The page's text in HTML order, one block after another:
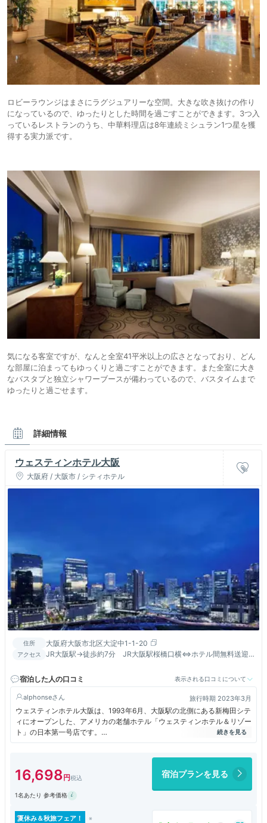
ロビーラウンジはまさにラグジュアリーな空間。大きな吹き抜けの作り
になっているので、ゆったりとした時間を過ごすことができます。3つ入
っているレストランのうち、中華料理店は8年連続ミシュラン1つ星を獲
得する実力派です。
気になる客室ですが、なんと全室41平米以上の広さとなっており、どん
な部屋に泊まってもゆっくりと過ごすことができます。また全室に大き
なバスタブと独立シャワーブースが備わっているので、バスタイムまで
ゆったりと過ごせます。
詳細情報
ウェスティンホテル大阪
大阪府 / 大阪市 / シティホテル
住所 大阪府大阪市北区大淀中1-1-20
アクセス
JR大阪駅→徒歩約7分 JR大阪駅桜橋口横⇔ホテル間無料送迎
宿泊した人の口コミ
表示される口コミについて
alphonse 旅行時期 2023年3月
ウェスティンホテル大阪は、1993年6月、大阪駅の北側にある新梅田シテ
ィにオープンした、アメリカの老舗ホテル「ウェスティンホテル＆リゾー
ト」の日本第一号店です。
「東洋と西洋の文化が華開いた安土桃山時代」をコンセプトにしたフロン
のシャンデリアが輝いています。
また、ヨーロピアンクラシック調で統一され客室は303室あり、26階か
ら30階までの高層階はエグゼクティブクラブフロアになっています
16,698 宿泊プランを見る
1名あたり 参考価格
夏休み＆秋旅フェア！